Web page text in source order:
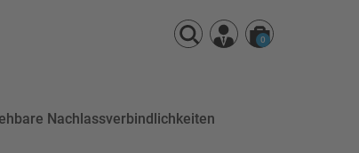
0
Nachlassverbindlichkeiten